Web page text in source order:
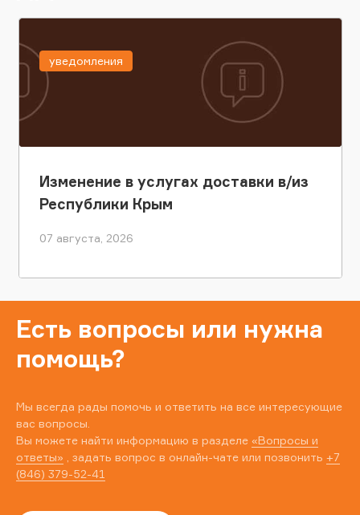
Изменение в услугах доставки в/из
Республики Крым
07 августа, 2026
уведомления
Есть вопросы или нужна
помощь?
Мы всегда рады помочь и ответить на все интересующие
вас вопросы.
Вы можете найти информацию в разделе «Вопросы и
ответы» , задать вопрос в онлайн-чате или позвонить +7
(846) 379-52-41